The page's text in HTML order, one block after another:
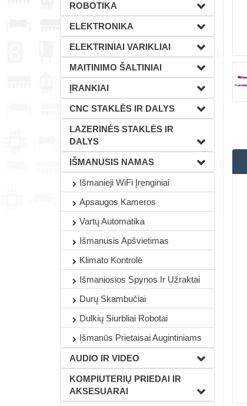
ROBOTIKA
ELEKTRONIKA
ELEKTRINIAI VARIKLIAI
MAITINIMO ŠALTINIAI
ĮRANKIAI
CNC STAKLĖS IR DALYS
LAZERINĖS STAKLĖS IR
DALYS
IŠMANUSIS NAMAS
Išmanieji WiFi Įrenginiai
Apsaugos Kameros
Vartų Automatika
Išmanusis Apšvietimas
Klimato Kontrolė
Išmaniosios Spynos Ir Užraktai
Durų Skambučiai
Dulkių Siurbliai Robotai
Išmanūs Prietaisai Augintiniams
AUDIO IR VIDEO
KOMPIUTERIŲ PRIEDAI IR
AKSESUARAI